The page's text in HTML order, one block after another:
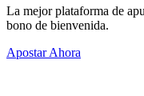
La mejor plataforma de
bono de bienvenida.
Apostar Ahora